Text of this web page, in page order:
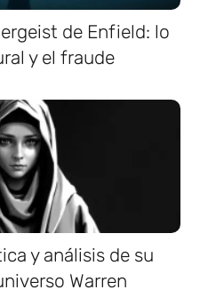
de Enfield: lo
y el fraude
y análisis de su
Warren